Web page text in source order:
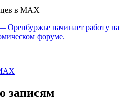
в МАХ
начинает работу на
форуме.
записям